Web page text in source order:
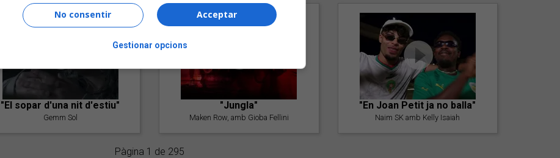
"El sopar d'una nit d'estiu"
Gemm Sol
"Jungla"
Maken Row, amb Gioba Fellini
"En Joan Petit ja no balla"
Naim SK amb Kelly Isaiah
Pàgina 1 de 295
Acceptar
No consentir
Gestionar opcions